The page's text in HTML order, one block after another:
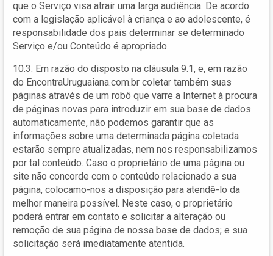
que o Serviço visa atrair uma larga audiência. De acordo
com a legislação aplicável à criança e ao adolescente, é
responsabilidade dos pais determinar se determinado
Serviço e/ou Conteúdo é apropriado.
10.3. Em razão do disposto na cláusula 9.1, e, em razão
do EncontraUruguaiana.com.br coletar também suas
páginas através de um robô que varre a Internet à procura
de páginas novas para introduzir em sua base de dados
automaticamente, não podemos garantir que as
informações sobre uma determinada página coletada
estarão sempre atualizadas, nem nos responsabilizamos
por tal conteúdo. Caso o proprietário de uma página ou
site não concorde com o conteúdo relacionado a sua
página, colocamo-nos a disposição para atendê-lo da
melhor maneira possível. Neste caso, o proprietário
poderá entrar em contato e solicitar a alteração ou
remoção de sua página de nossa base de dados; e sua
solicitação será imediatamente atentida.